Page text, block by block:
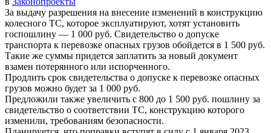
За выдачу разрешения на внесение изменений в конструкцию
колесного ТС, которое эксплуатируют, хотят установить
госпошлину — 1 000 руб. Свидетельство о допуске
транспорта к перевозке опасных грузов обойдется в 1 500 руб.
Такие же суммы придется заплатить за новый документ
взамен потерянного или испорченного.
Продлить срок свидетельства о допуске к перевозке опасных
грузов можно будет за 1 000 руб.
Предложили также увеличить с 800 до 1 500 руб. пошлину за
свидетельство о соответствии ТС, конструкцию которого
изменили, требованиям безопасности.